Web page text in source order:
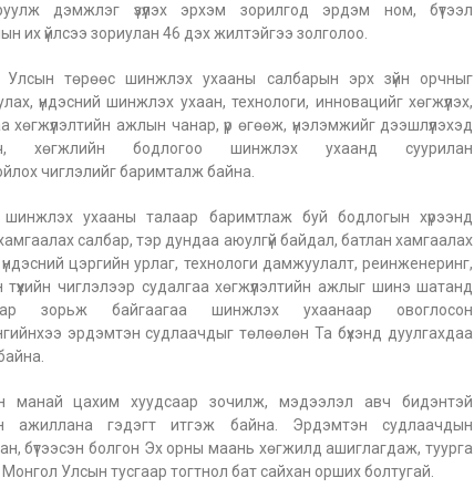
дэмжлэг үзүүлэх эрхэм зорилгод эрдэм ном, бүтээл
их үйлсээ зориулан 46 дэх жилтэйгээ золголоо.
Улсын төрөөс шинжлэх ухааны салбарын эрх зүйн орчныг
үндэсний шинжлэх ухаан, технологи, инновацийг хөгжүүлэх,
хөгжүүлэлтийн ажлын чанар, үр өгөөж, үнэлэмжийг дээшлүүлэхэд
хөгжлийн бодлогоо шинжлэх ухаанд суурилан
чиглэлийг баримталж байна.
шинжлэх ухааны талаар баримтлаж буй бодлогын хүрээнд
салбар, тэр дундаа аюулгүй байдал, батлан хамгаалах
цэргийн урлаг, технологи дамжуулалт, реинженеринг,
түүхийн чиглэлээр судалгаа хөгжүүлэлтийн ажлыг шинэ шатанд
зорьж байгаагаа шинжлэх ухаанаар овоглосон
эрдэмтэн судлаачдыг төлөөлөн Та бүхэнд дуулгахдаа
манай цахим хуудсаар зочилж, мэдээлэл авч бидэнтэй
ажиллана гэдэгт итгэж байна. Эрдэмтэн судлаачдын
бүтээсэн болгон Эх орны маань хөгжилд ашиглагдаж, туурга
Монгол Улсын тусгаар тогтнол бат сайхан орших болтугай.